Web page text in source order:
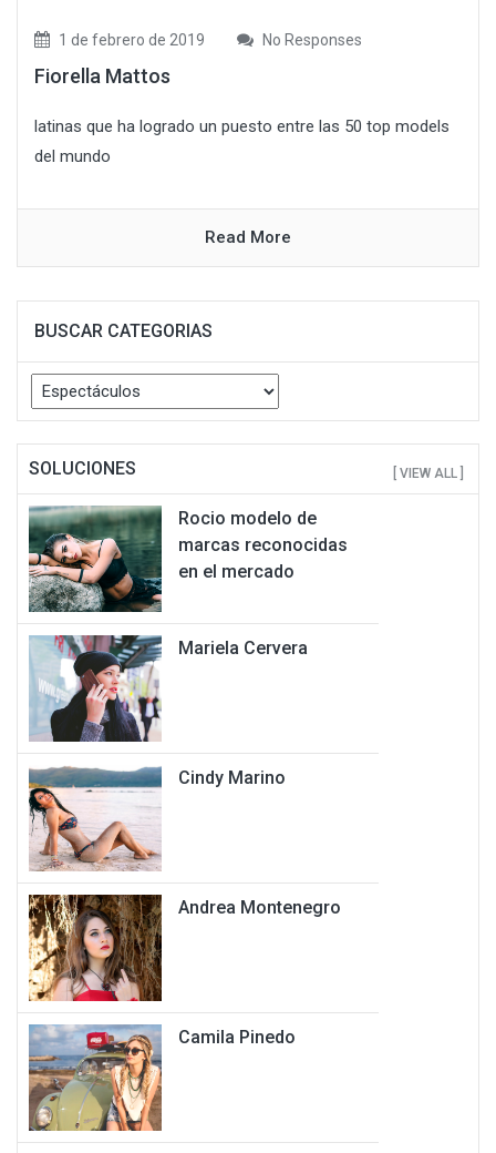
1 de febrero de 2019 No Responses
Fiorella Mattos
latinas que ha logrado un puesto entre las 50 top models
del mundo
Read More
BUSCAR CATEGORIAS
Buscar
Categorias
SOLUCIONES [ VIEW ALL ]
Rocio modelo de
marcas reconocidas
en el mercado
Mariela Cervera
Cindy Marino
Andrea Montenegro
Camila Pinedo